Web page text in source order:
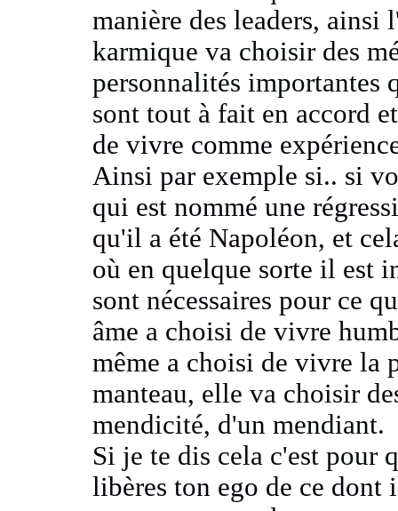
manière des leaders, ainsi
karmique va choisir des
personnalités importantes
sont tout à fait en accord
de vivre comme
Ainsi par exemple si.. si
qui est nommé une
qu'il a été Napoléon, et
où en quelque sorte il est
sont nécessaires pour ce
âme a choisi de vivre
même a choisi de vivrela
manteau, elle va choisir
mendicité, d'un mendiant.
Si je te dis cela c'est pour
libères ton ego de ce